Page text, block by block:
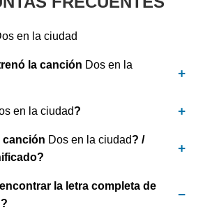
en la ciudad
la canción Dos en la
en la ciudad?
canción Dos en la ciudad? /
la letra completa de
?